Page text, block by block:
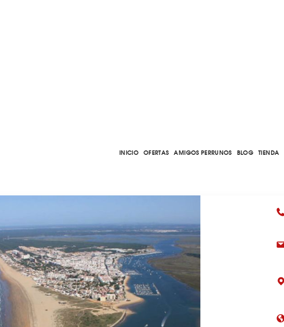
INICIO OFERTAS AMIGOS PERRUNOS BLOG TIENDA